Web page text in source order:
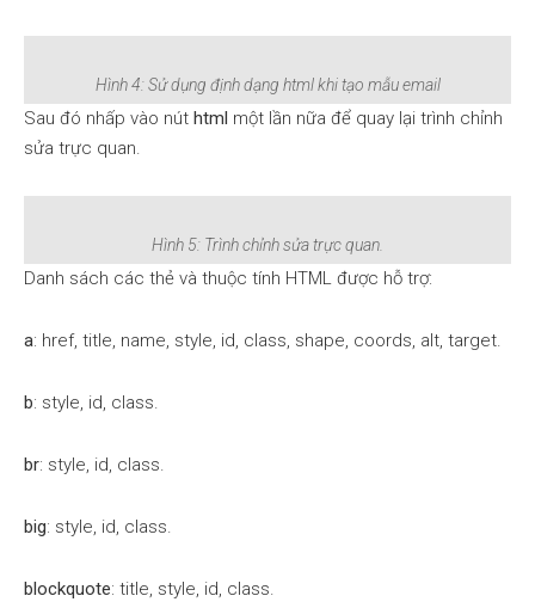
Hình 4: Sử dụng định dạng html khi tạo mẫu email
Sau đó nhấp vào nút html một lần nữa để quay lại trình chỉnh
sửa trực quan.
Hình 5: Trình chỉnh sửa trực quan.
Danh sách các thẻ và thuộc tính HTML được hỗ trợ:
a: href, title, name, style, id, class, shape, coords, alt, target.
b: style, id, class.
br: style, id, class.
big: style, id, class.
blockquote: title, style, id, class.